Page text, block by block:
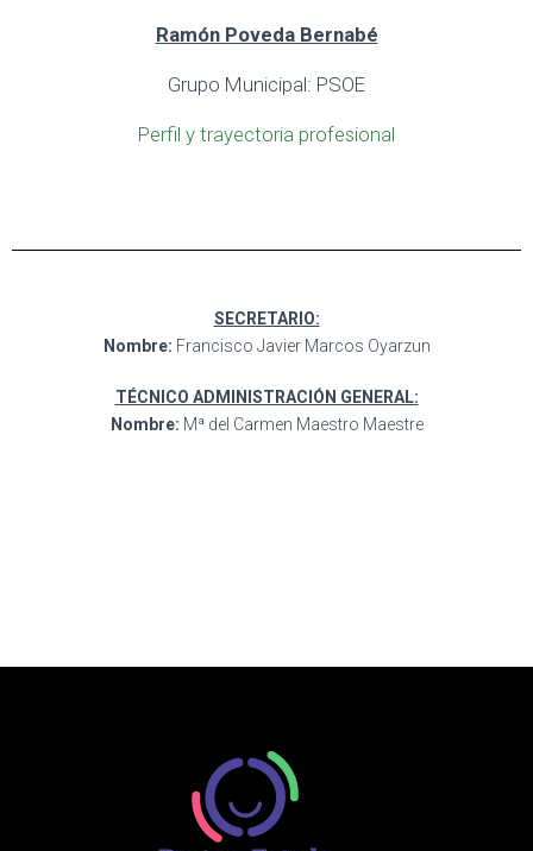
Ramón Poveda Bernabé
Grupo Municipal: PSOE
Perfil y trayectoria profesional
SECRETARIO:
Nombre: Francisco Javier Marcos Oyarzun
TÉCNICO ADMINISTRACIÓN GENERAL:
Nombre: Mª del Carmen Maestro Maestre